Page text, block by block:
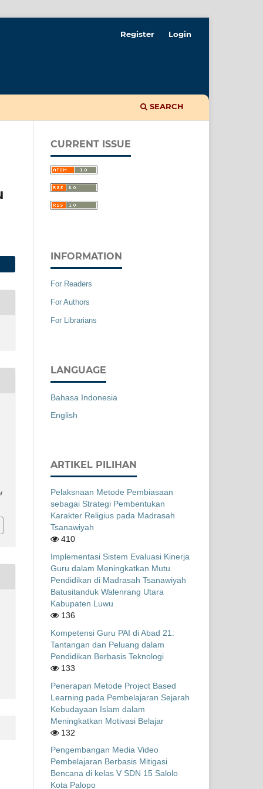
SEARCH
Register Login
CURRENT ISSUE
INFORMATION
For Readers
For Authors
For Librarians
LANGUAGE
Bahasa Indonesia
English
ARTIKEL PILIHAN
Pelaksnaan Metode Pembiasaan
sebagai Strategi Pembentukan
Karakter Religius pada Madrasah
Tsanawiyah
410
Implementasi Sistem Evaluasi Kinerja
Guru dalam Meningkatkan Mutu
Pendidikan di Madrasah Tsanawiyah
Batusitanduk Walenrang Utara
Kabupaten Luwu
136
Kompetensi Guru PAI di Abad 21:
Tantangan dan Peluang dalam
Pendidikan Berbasis Teknologi
133
Penerapan Metode Project Based
Learning pada Pembelajaran Sejarah
Kebudayaan Islam dalam
Meningkatkan Motivasi Belajar
132
Pengembangan Media Video
Pembelajaran Berbasis Mitigasi
Bencana di kelas V SDN 15 Salolo
Kota Palopo